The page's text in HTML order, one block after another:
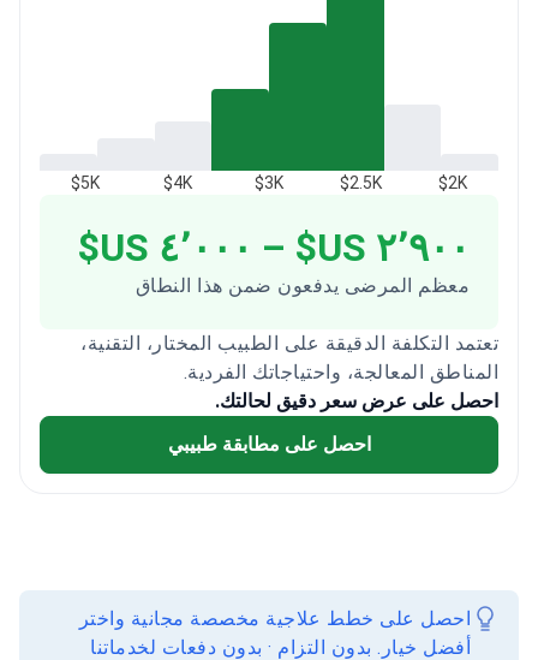
$2K
$2.5K
$3K
$4K
$5K
٢٬٩٠٠ US$ – ٤٬٠٠٠ US$
معظم المرضى يدفعون ضمن هذا النطاق
تعتمد التكلفة الدقيقة على الطبيب المختار، التقنية،
المناطق المعالجة، واحتياجاتك الفردية.
احصل على عرض سعر دقيق لحالتك.
احصل على مطابقة طبيبي
احصل على خطط علاجية مخصصة مجانية واختر
أفضل خيار. بدون التزام · بدون دفعات لخدماتنا